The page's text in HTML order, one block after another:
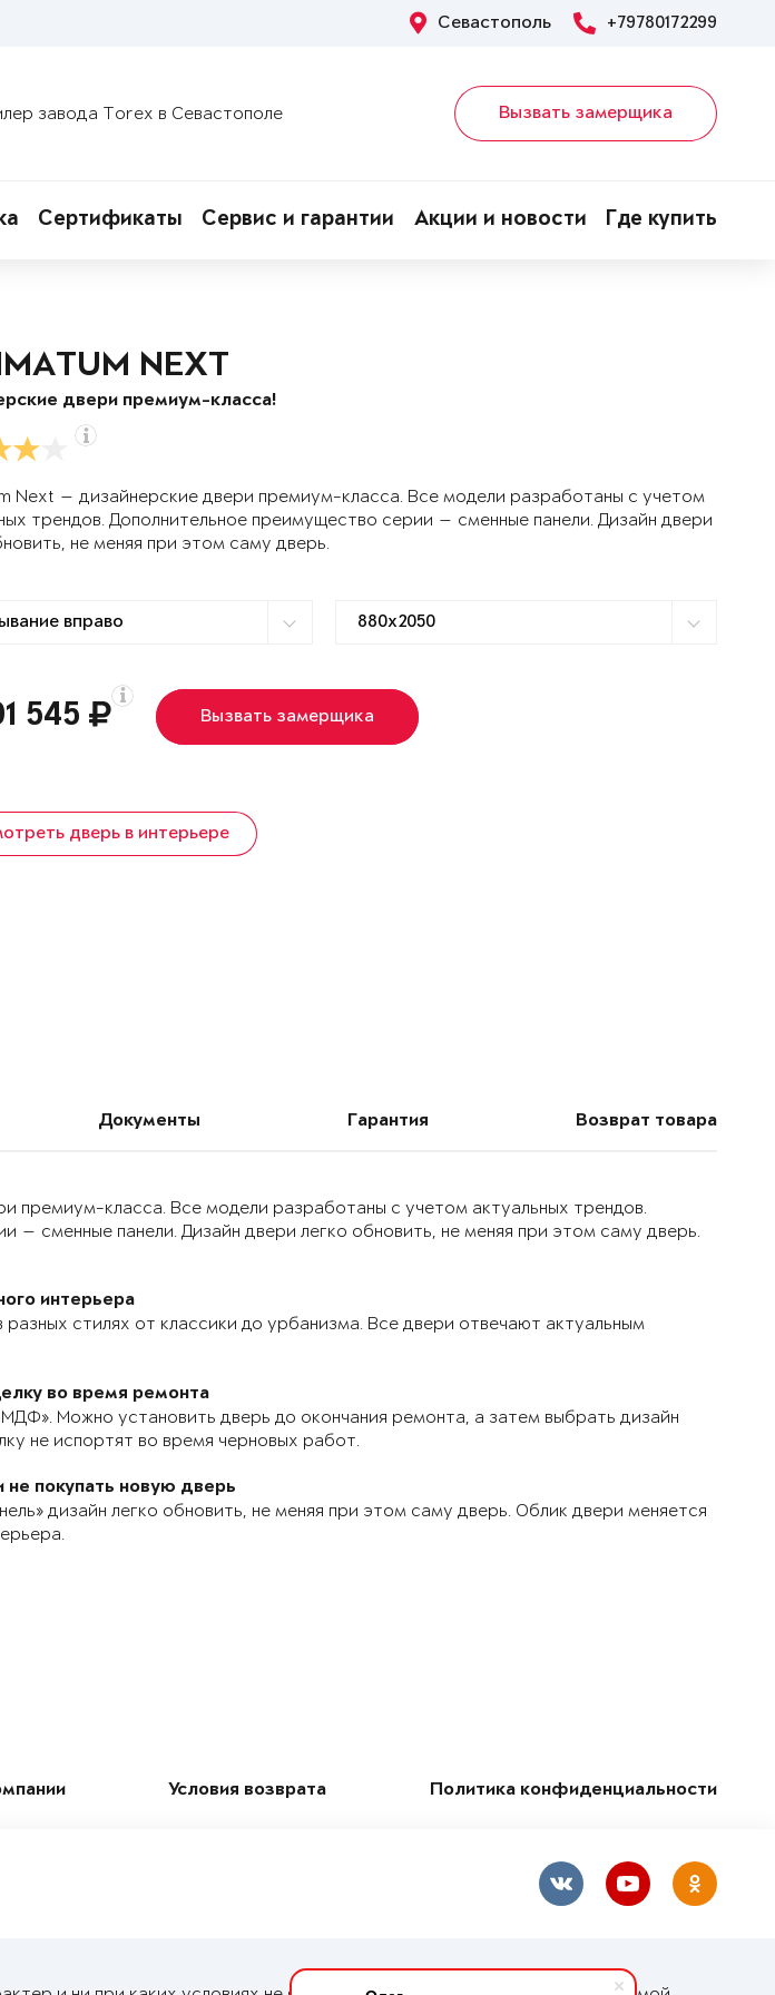
Севастополь +79780172299
завода Torex в Севастополе Вызвать замерщика
Сертификаты Сервис и гарантии Акции и новости Где купить
NEXT
двери премиум-класса!
Next — дизайнерские двери премиум-класса. Все модели разработаны с учетом
трендов. Дополнительное преимущество серии — сменные панели. Дизайн двери
не меняя при этом саму дверь.
545 Вызвать замерщика
дверь в интерьере
Документы Гарантия Возврат товара
премиум-класса. Все модели разработаны с учетом актуальных трендов.
— сменные панели. Дизайн двери легко обновить, не меняя при этом саму дверь.
интерьера
разных стилях от классики до урбанизма. Все двери отвечают актуальным
во время ремонта
Можно установить дверь до окончания ремонта, а затем выбрать дизайн
не испортят во время черновых работ.
покупать новую дверь
дизайн легко обновить, не меняя при этом саму дверь. Облик двери меняется
Условия возврата Политика конфиденциальности